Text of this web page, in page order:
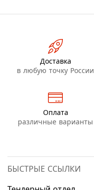
Доставка
в любую точку России
Оплата
различные варианты
БЫСТРЫЕ ССЫЛКИ